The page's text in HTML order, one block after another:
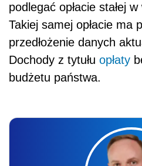
podlegać opłacie stałej
Takiej samej opłacie ma
przedłożenie danych
Dochody z tytułu opłaty
budżetu państwa.